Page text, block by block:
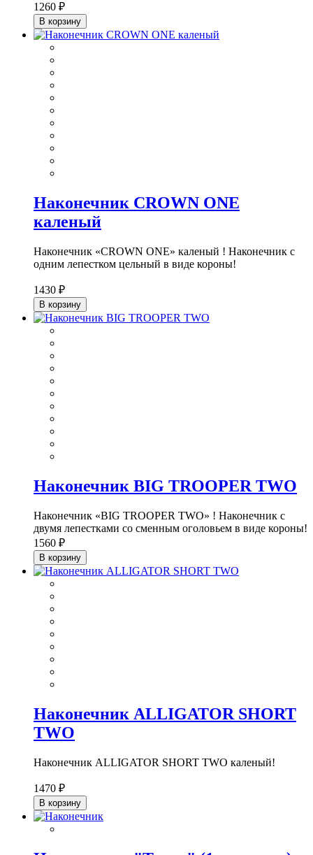
1260 ₽
В корзину
Наконечник CROWN ONE
каленый
Наконечник «CROWN ONE» каленый ! Наконечник с
одним лепестком цельный в виде короны!
1430 ₽
В корзину
Наконечник BIG TROOPER TWO
Наконечник «BIG TROOPER TWO» ! Наконечник с
двумя лепестками со сменным оголовьем в виде короны!
1560 ₽
В корзину
Наконечник ALLIGATOR SHORT
TWO
Наконечник ALLIGATOR SHORT TWO каленый!
1470 ₽
В корзину